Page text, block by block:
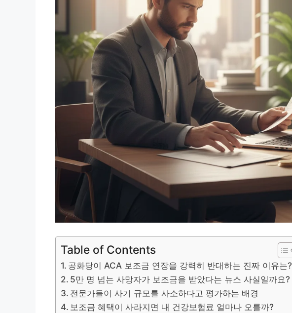
Table of Contents
공화당이 ACA 보조금 연장을 강력히 반대하는 진짜 이유는?
5만 명 넘는 사망자가 보조금을 받았다는 뉴스 사실일까요?
전문가들이 사기 규모를 사소하다고 평가하는 배경
보조금 혜택이 사라지면 내 건강보험료 얼마나 오를까?